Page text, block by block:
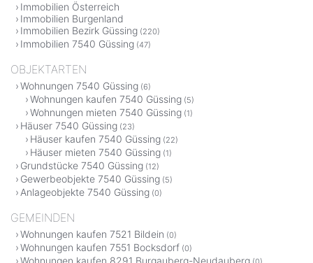
Immobilien Österreich
Immobilien Burgenland
Immobilien Bezirk Güssing (220)
Immobilien 7540 Güssing (47)
OBJEKTARTEN
Wohnungen 7540 Güssing (6)
Wohnungen kaufen 7540 Güssing (5)
Wohnungen mieten 7540 Güssing (1)
Häuser 7540 Güssing (23)
Häuser kaufen 7540 Güssing (22)
Häuser mieten 7540 Güssing (1)
Grundstücke 7540 Güssing (12)
Gewerbeobjekte 7540 Güssing (5)
Anlageobjekte 7540 Güssing (0)
GEMEINDEN
Wohnungen kaufen 7521 Bildein (0)
Wohnungen kaufen 7551 Bocksdorf (0)
Wohnungen kaufen 8291 Burgauberg-Neudauberg